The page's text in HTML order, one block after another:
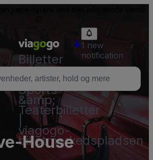
Billetter
-
Koncert-,
Sports-
&amp;
Teaterbilletter
viagogo-
billetmarkedspladsen
1 new
notification
House